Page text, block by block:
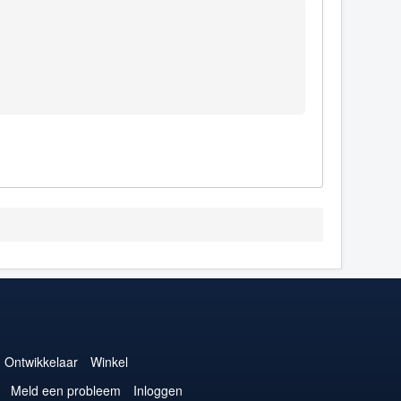
Ontwikkelaar
Winkel
Meld een probleem Inloggen